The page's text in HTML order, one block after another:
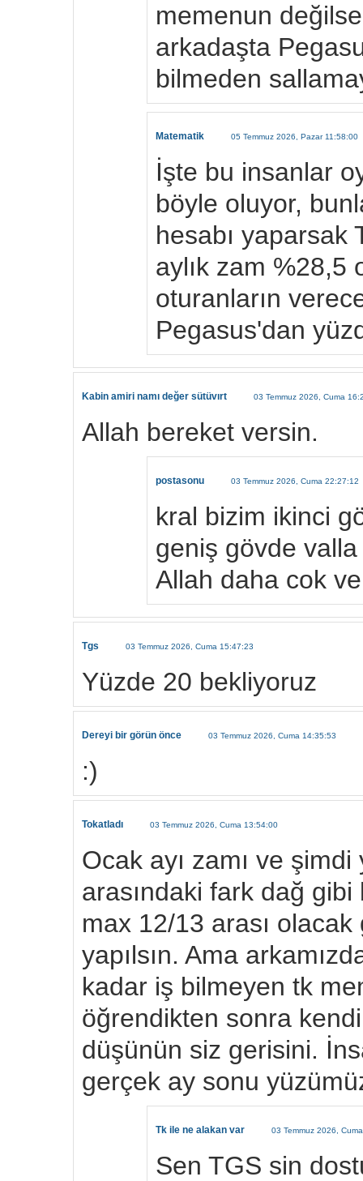
memenun
arkadaşta
bilmeden
Matematik 05 Temmuz 2026, Pazar 11:58:00
İşte bu insanlar
böyle oluyor,
hesabı yaparsak
aylık zam %28,5
oturanların
Pegasus'dan
Kabin amiri namı değer sütüvırt 03 Temmuz 2026, Cuma
Allah bereket versin.
postasonu 03 Temmuz 2026, Cuma 22:27:12
kral bizim ikinci
geniş gövde
Allah daha cok
Tgs 03 Temmuz 2026, Cuma 15:47:23
Yüzde 20 bekliyoruz
Dereyi bir görün önce 03 Temmuz 2026, Cuma 14:35:53
:)
Tokatladı 03 Temmuz 2026, Cuma 13:54:00
Ocak ayı zamı ve
arasındaki fark dağ
max 12/13 arası
yapılsın. Ama
kadar iş bilmeyen tk
öğrendikten sonra
düşünün siz gerisini.
gerçek ay sonu
Tk ile ne alakan var 03 Temmuz 2026,
Sen TGS sin